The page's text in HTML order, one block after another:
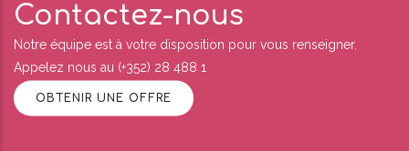
Contactez-nous
Notre équipe est à votre disposition pour vous renseigner.
Appelez nous au (+352) 28 488 1
OBTENIR UNE OFFRE